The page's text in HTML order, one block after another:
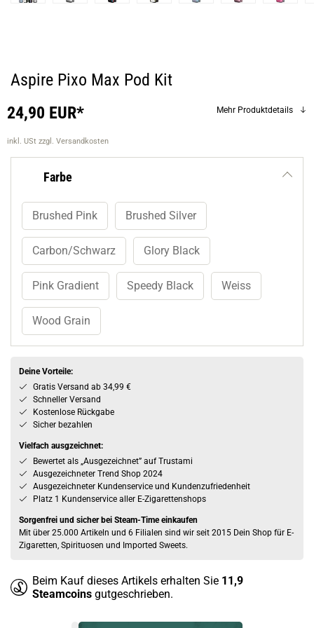
Aspire Pixo Max Pod Kit
24,90 EUR*
inkl. USt zzgl. Versandkosten
Mehr Produktdetails
Farbe
Brushed Pink Brushed Silver
Carbon/Schwarz Glory Black
Pink Gradient Speedy Black Weiss
Wood Grain
Deine Vorteile:
Gratis Versand ab 34,99 €
Schneller Versand
Kostenlose Rückgabe
Sicher bezahlen
Vielfach ausgzeichnet:
Bewertet als „Ausgezeichnet” auf Trustami
Ausgezeichneter Trend Shop 2024
Ausgezeichneter Kundenservice und Kundenzufriedenheit
Platz 1 Kundenservice aller E-Zigarettenshops
Sorgenfrei und sicher bei Steam-Time einkaufen
Mit über 25.000 Artikeln und 6 Filialen sind wir seit 2015 Dein Shop für E-
Zigaretten, Spirituosen und Imported Sweets.
Beim Kauf dieses Artikels erhalten Sie 11,9
Steamcoins gutgeschrieben.